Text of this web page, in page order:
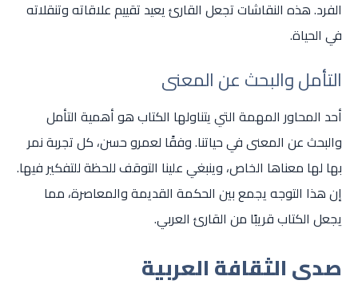
الفرد. هذه النقاشات تجعل القارئ يعيد تقييم علاقاته وتنقلاته
في الحياة.
التأمل والبحث عن المعنى
أحد المحاور المهمة التي يتناولها الكتاب هو أهمية التأمل
والبحث عن المعنى في حياتنا. وفقًا لعمرو حسن، كل تجربة نمر
بها لها معناها الخاص، وينبغي علينا التوقف للحظة للتفكير فيها.
إن هذا التوجه يجمع بين الحكمة القديمة والمعاصرة، مما
يجعل الكتاب قريبًا من القارئ العربي.
صدى الثقافة العربية